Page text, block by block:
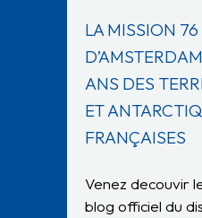
LA MISSION 76
ANS DES
ET
FRANÇAISES
Venez decouvir
blog officiel du